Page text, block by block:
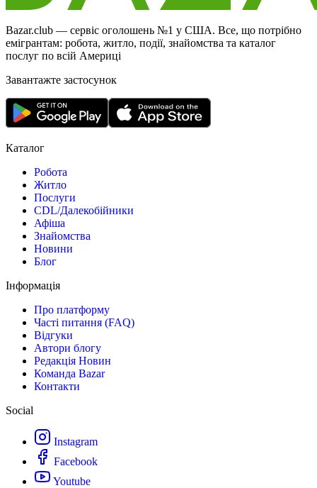
Bazar.club — сервіс оголошень №1 у США. Все, що потрібно
емігрантам: робота, житло, події, знайомства та каталог
послуг по всій Америці
Завантажте застосунок
Каталог
Робота
Житло
Послуги
CDL/Далекобійники
Афіша
Знайомства
Новини
Блог
Інформація
Про платформу
Часті питання (FAQ)
Відгуки
Автори блогу
Редакція Новин
Команда Bazar
Контакти
Social
Instagram
Facebook
Youtube